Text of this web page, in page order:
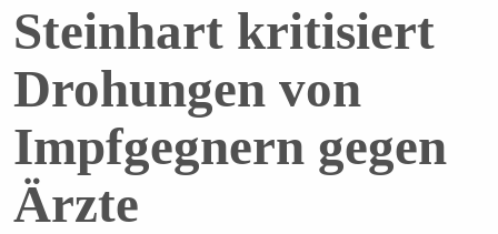
Steinhart kritisiert
Drohungen von
Impfgegnern gegen
Ärzte